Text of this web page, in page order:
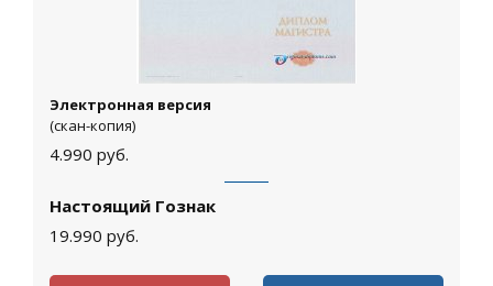
Электронная версия
(скан-копия)
4.990 руб.
Настоящий Гознак
19.990 руб.